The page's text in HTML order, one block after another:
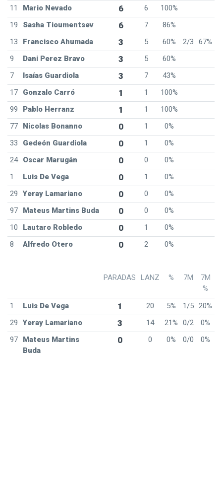
11 Mario Nevado 6 6
100%
19
Sasha Tioumentsev 6 7
86%
13
Francisco Ahumada 3 5 60% 2/3
67%
9
Dani Perez Bravo 3 5
60%
7
Isaías Guardiola 3 7
43%
17
Gonzalo Carró 1 1
100%
99
Pablo Herranz 1 1
100%
77
Nicolas Bonanno 0 1
0%
33
Gedeón Guardiola 0 1
0%
24
Oscar Marugán 0 0
0%
1
Luis De Vega 0 1
0%
29 Yeray Lamariano 0 0
0%
97
Mateus Martins Buda 0 0
0%
10
Lautaro Robledo 0 1
0%
8
Alfredo Otero 0 2 0%
PARADAS LANZ % 7M
7M
%
1
Luis De Vega 1 20 5% 1/5 20%
29 Yeray Lamariano 3 14 21% 0/2
0%
97
Mateus Martins
Buda
0 0 0% 0/0 0%